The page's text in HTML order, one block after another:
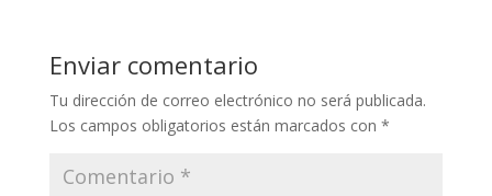
Enviar comentario
Tu dirección de correo electrónico no será publicada.
Los campos obligatorios están marcados con *